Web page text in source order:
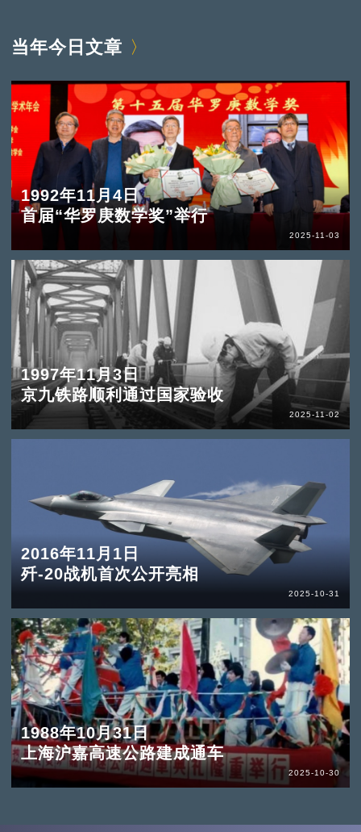
当年今日文章
1992年11月4日
首届“华罗庚数学奖”举行
2025-11-03
1997年11月3日
京九铁路顺利通过国家验收
2025-11-02
2016年11月1日
歼-20战机首次公开亮相
2025-10-31
1988年10月31日
上海沪嘉高速公路建成通车
2025-10-30